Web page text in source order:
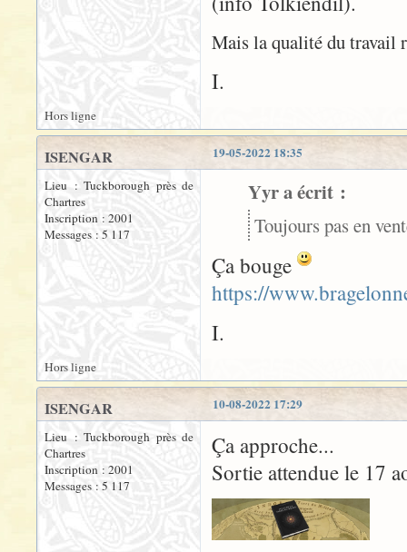
Mais la qualité du travail
I.
Hors ligne
19-05-2022 18:35
ISENGAR
Lieu : Tuckborough près de
Chartres
Inscription : 2001
Messages : 5 117
Yyr a écrit :
Toujours pas en
Ça bouge
https://
I.
Hors ligne
10-08-2022 17:29
ISENGAR
Lieu : Tuckborough près de
Chartres
Inscription : 2001
Messages : 5 117
Ça approche...
Sortie attendue le 17